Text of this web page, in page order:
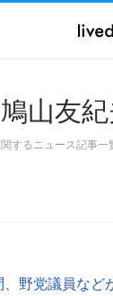
山友紀
するニュース記事
野党議員など